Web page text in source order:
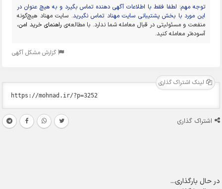
توجه مهم: لطفا فقط با اطلاعات آگهی دهنده تماس بگیرد و به هیچ عنوان در
این مورد با بخش پشتیبانی سایت مهناد تماس نگیرید. سایت مهناد هیچ‌گونه
منفعت و مسئولیتی در قبال معامله شما ندارد. با مطالعه‌ی راهنمای خرید امن،
آسوده‌تر معامله کنید.
گزارش مشکل آگهی
لینک اشتراک گذاری
اشتراک گذاری
در حال بارگذاری...